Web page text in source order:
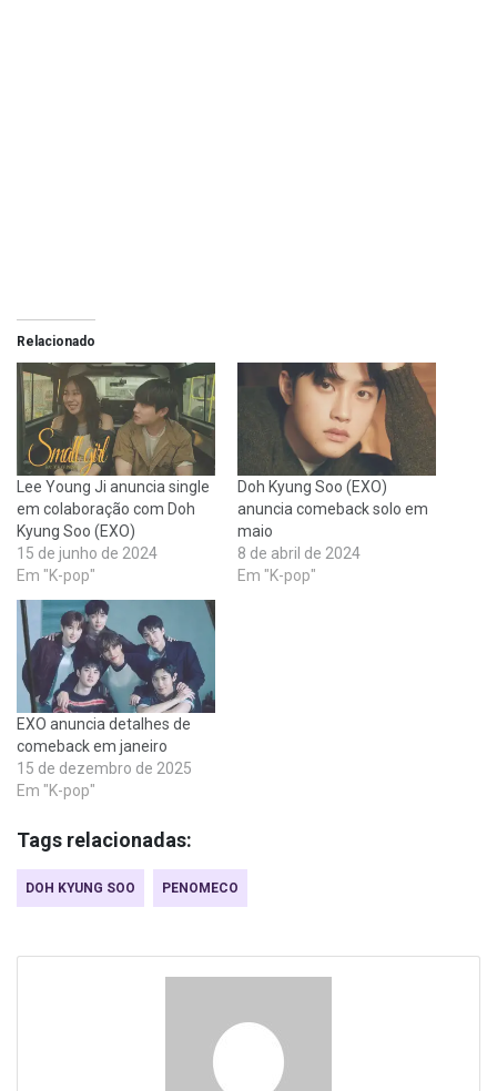
Relacionado
Lee Young Ji anuncia single
em colaboração com Doh
Kyung Soo (EXO)
15 de junho de 2024
Em "K-pop"
Doh Kyung Soo (EXO)
anuncia comeback solo em
maio
8 de abril de 2024
Em "K-pop"
EXO anuncia detalhes de
comeback em janeiro
15 de dezembro de 2025
Em "K-pop"
Tags relacionadas:
DOH KYUNG SOO PENOMECO